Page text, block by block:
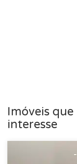
Imóveis
interesse